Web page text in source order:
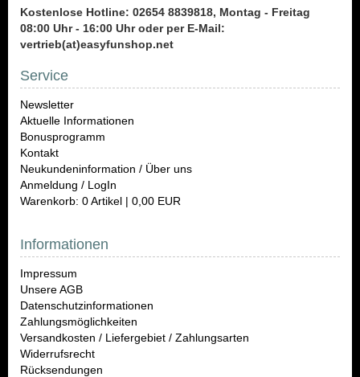
Kostenlose Hotline: 02654 8839818, Montag - Freitag
08:00 Uhr - 16:00 Uhr oder per E-Mail:
vertrieb(at)easyfunshop.net
Service
Newsletter
Aktuelle Informationen
Bonusprogramm
Kontakt
Neukundeninformation / Über uns
Anmeldung / LogIn
Warenkorb: 0 Artikel | 0,00 EUR
Informationen
Impressum
Unsere AGB
Datenschutzinformationen
Zahlungsmöglichkeiten
Versandkosten / Liefergebiet / Zahlungsarten
Widerrufsrecht
Rücksendungen